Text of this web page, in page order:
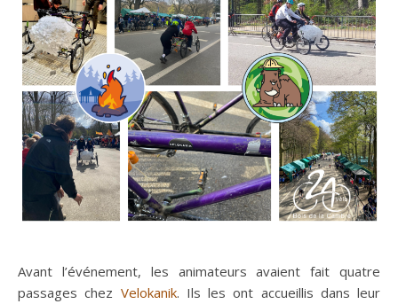
Avant l’événement, les animateurs avaient fait quatre
passages chez Velokanik. Ils les ont accueillis dans leur